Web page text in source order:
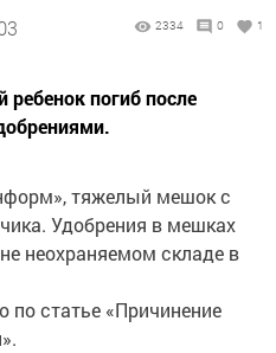
2334 0 1
погиб после
тяжелый мешок с
Удобрения в мешках
неохраняемом складе в
по статье «Причинение